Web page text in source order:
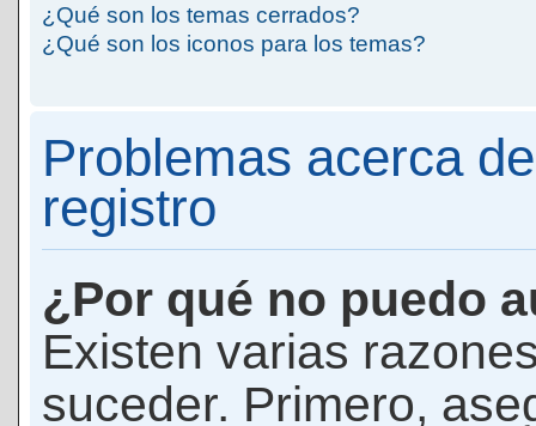
¿Qué son los temas cerrados?
¿Qué son los iconos para los temas?
Problemas acerca
registro
¿Por qué no puedo
Existen varias
suceder. Primero,